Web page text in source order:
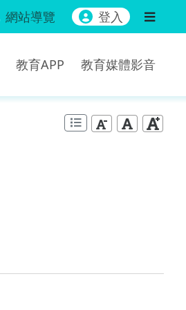
網站導覽 登入
教育APP 教育媒體影音